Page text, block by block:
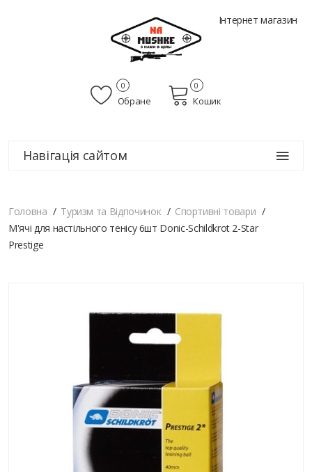
Інтернет магазин
Обране
0
Кошик
0
Навігація сайтом
Головна Туризм та Відпочинок
Спортивні товари
М'ячі для настільного тенісу 6шт Donic-Schildkrot 2-Star
Prestige